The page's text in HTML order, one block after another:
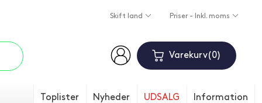
Skift land Priser - Inkl. moms
Varekurv 0
Toplister Nyheder UDSALG Information